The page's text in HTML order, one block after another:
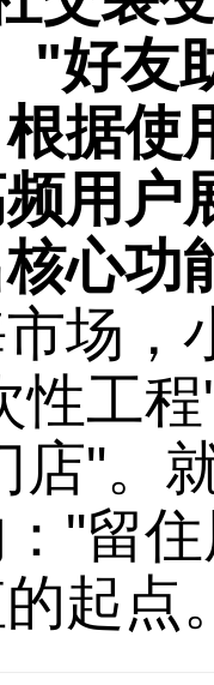
"好友
据使
用户
心功
场，
性工
店"。
"留
起点